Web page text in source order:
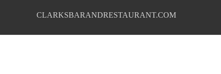
CLARKSBARANDRESTAURANT.COM